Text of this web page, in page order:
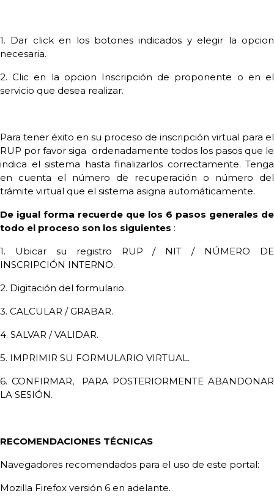
1. Dar click en los botones indicados y elegir la opcion
necesaria.
2. Clic en la opcion Inscripción de proponente o en el
servicio que desea realizar.
Para tener éxito en su proceso de inscripción virtual para el
RUP por favor siga ordenadamente todos los pasos que le
indica el sistema hasta finalizarlos correctamente. Tenga
en cuenta el número de recuperación o número del
trámite virtual que el sistema asigna automáticamente.
De igual forma recuerde que los 6 pasos generales de
todo el proceso son los siguientes :
1. Ubicar su registro RUP / NIT / NÚMERO DE
INSCRIPCIÓN INTERNO.
2. Digitación del formulario.
3. CALCULAR / GRABAR.
4. SALVAR / VALIDAR.
5. IMPRIMIR SU FORMULARIO VIRTUAL.
6. CONFIRMAR,
PARA POSTERIORMENTE ABANDONAR
LA SESIÓN.
RECOMENDACIONES TÉCNICAS
Navegadores recomendados para el uso de este portal:
Mozilla Firefox versión 6 en adelante.